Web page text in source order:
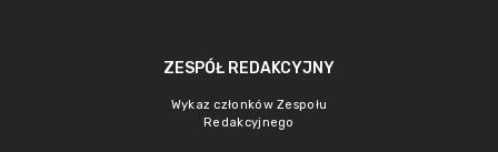
ZESPÓŁ REDAKCYJNY
Wykaz członków Zespołu
Redakcyjnego